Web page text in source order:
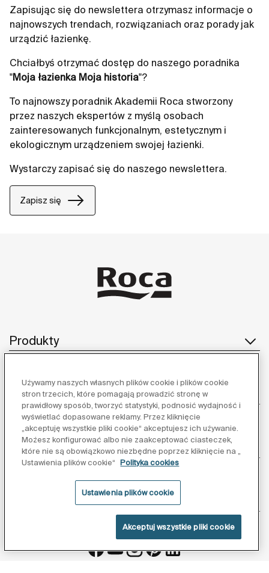
Zapisując się do newslettera otrzymasz informacje o
najnowszych trendach, rozwiązaniach oraz porady jak
urządzić łazienkę.
Chciałbyś otrzymać dostęp do naszego poradnika
"Moja łazienka Moja historia"?
To najnowszy poradnik Akademii Roca stworzony
przez naszych ekspertów z myślą osobach
zainteresowanych funkcjonalnym, estetycznym i
ekologicznym urządzeniem swojej łazienki.
Wystarczy zapisać się do naszego newslettera.
Zapisz się
Produkty
Obsługa klienta
O nas
Obserwuj nas:
Używamy naszych własnych plików cookie i plików cookie
stron trzecich, które pomagają prowadzić stronę w
prawidłowy sposób, tworzyć statystyki, podnosić wydajność i
wyświetlać dopasowane reklamy. Przez kliknięcie
„akceptuję wszystkie pliki cookie“ akceptujesz ich używanie.
Możesz konfigurować albo nie zaakceptować ciasteczek,
które nie są obowiązkowo niezbędne poprzez kliknięcie na „
Ustawienia plików cookie“
Polityka cookies
Ustawienia plików cookie
Akceptuj wszystkie pliki cookie